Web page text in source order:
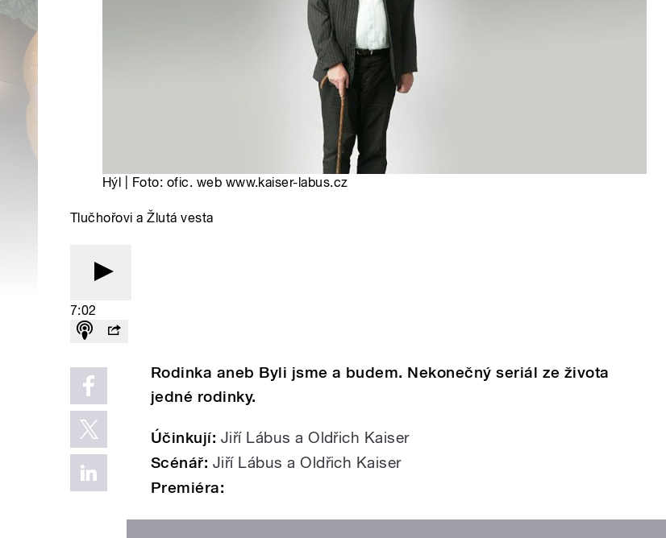
Hýl | Foto: ofic. web www.kaiser-labus.cz
Tlučhořovi a Žlutá vesta
7:02
Rodinka aneb Byli jsme a budem. Nekonečný seriál ze života
jedné rodinky.
Účinkují: Jiří Lábus a Oldřich Kaiser
Scénář: Jiří Lábus a Oldřich Kaiser
Premiéra: